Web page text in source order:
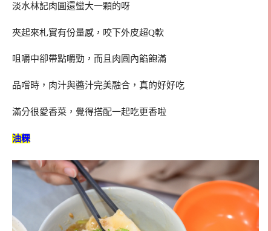
淡水林記肉圓還蠻大一顆的呀
夾起來札實有份量感，咬下外皮超Q軟
咀嚼中卻帶點嚼勁，而且肉圓內餡飽滿
品嚐時，肉汁與醬汁完美融合，真的好好吃
滿分很愛香菜，覺得搭配一起吃更香啦
油粿